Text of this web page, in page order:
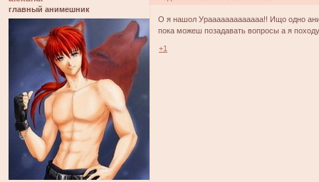
главный анимешник
О я нашол Урааааааааааааа!! Ищо одно
пока можеш позадавать вопросы а я
+1